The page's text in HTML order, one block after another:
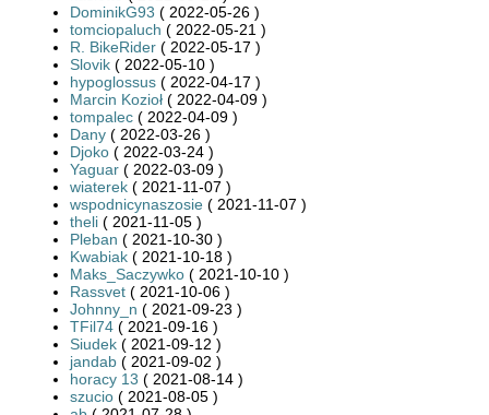
DominikG93 ( 2022-05-26 )
tomciopaluch ( 2022-05-21 )
R. BikeRider ( 2022-05-17 )
Slovik ( 2022-05-10 )
hypoglossus ( 2022-04-17 )
Marcin Kozioł ( 2022-04-09 )
tompalec ( 2022-04-09 )
Dany ( 2022-03-26 )
Djoko ( 2022-03-24 )
Yaguar ( 2022-03-09 )
wiaterek ( 2021-11-07 )
wspodnicynaszosie ( 2021-11-07 )
theli ( 2021-11-05 )
Pleban ( 2021-10-30 )
Kwabiak ( 2021-10-18 )
Maks_Saczywko ( 2021-10-10 )
Rassvet ( 2021-10-06 )
Johnny_n ( 2021-09-23 )
TFil74 ( 2021-09-16 )
Siudek ( 2021-09-12 )
jandab ( 2021-09-02 )
horacy 13 ( 2021-08-14 )
szucio ( 2021-08-05 )